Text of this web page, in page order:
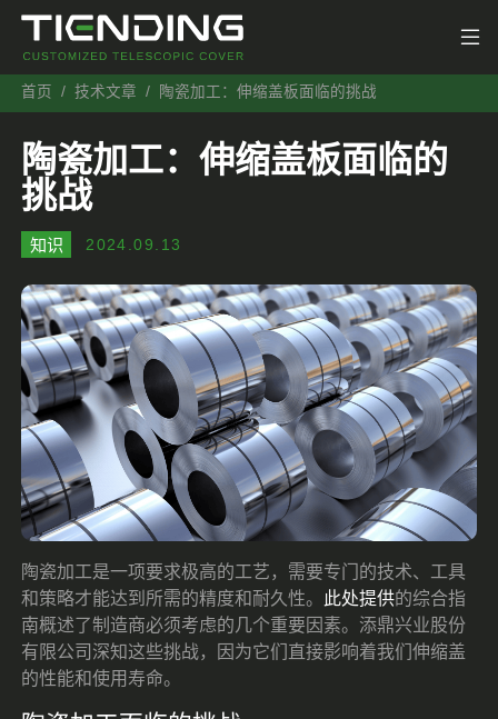
首页 技术文章 陶瓷加工：伸缩盖板面临的挑战
陶瓷加工：伸缩盖板面临的
挑战
2024.09.13
知识
陶瓷加工是一项要求极高的工艺，需要专门的技术、工具
和策略才能达到所需的精度和耐久性。
此处提供的综合指
南概述了制造商必须考虑的几个重要因素。添鼎兴业股份
有限公司深知这些挑战，因为它们直接影响着我们伸缩盖
的性能和使用寿命。